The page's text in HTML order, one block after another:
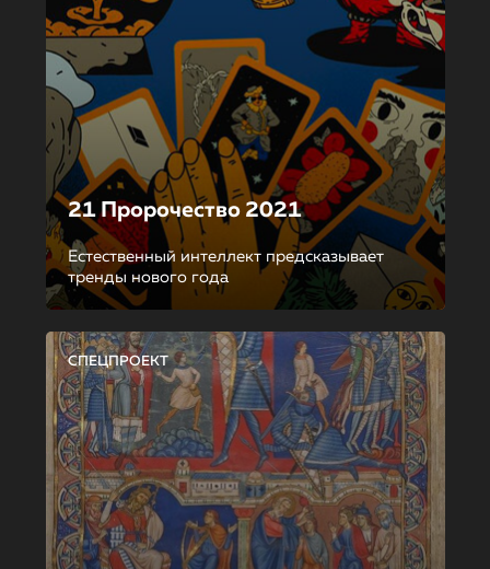
21 Пророчество 2021
Естественный интеллект предсказывает
тренды нового года
СПЕЦПРОЕКТ